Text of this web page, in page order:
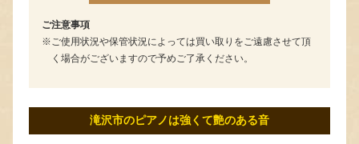
ご注意事項
ご使用状況や保管状況によっては買い取りをご遠慮させて頂
く場合がございますので予めご了承ください。
滝沢市のピアノは強くて艶のある音